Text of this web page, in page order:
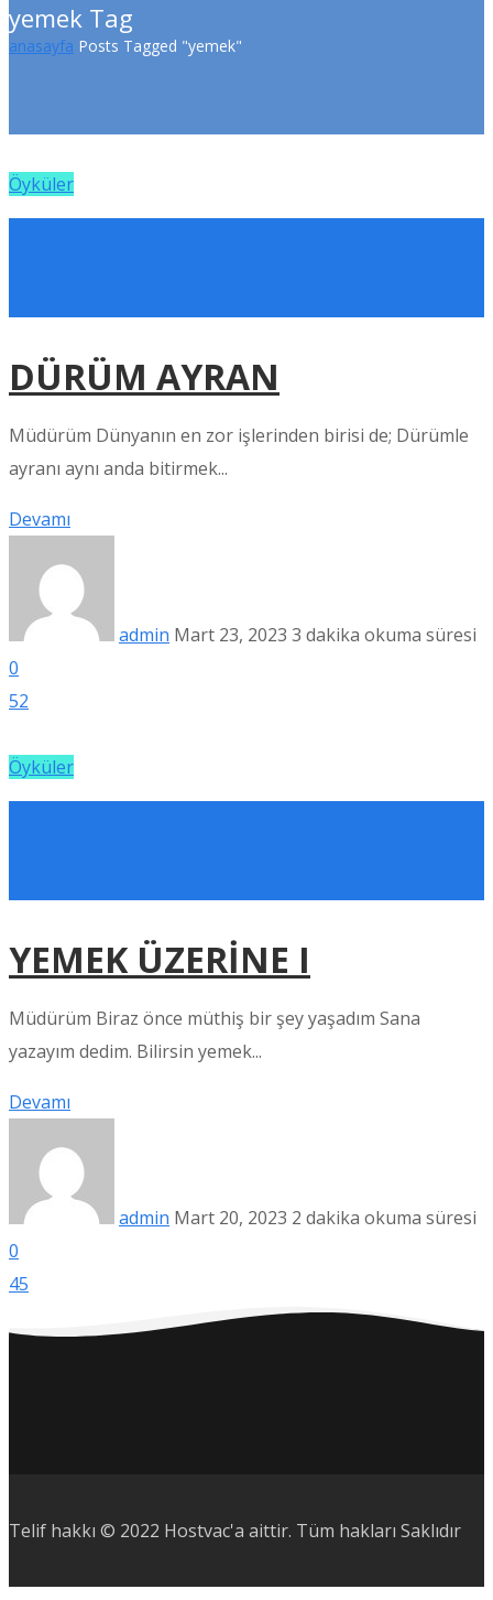
yemek Tag
anasayfa Posts Tagged "yemek"
Öyküler
DÜRÜM AYRAN
Müdürüm Dünyanın en zor işlerinden birisi de; Dürümle
ayranı aynı anda bitirmek...
Devamı
admin Mart 23, 2023 3 dakika okuma süresi
0
52
Öyküler
YEMEK ÜZERİNE I
Müdürüm Biraz önce müthiş bir şey yaşadım Sana
yazayım dedim. Bilirsin yemek...
Devamı
admin Mart 20, 2023 2 dakika okuma süresi
0
45
Telif hakkı © 2022 Hostvac'a aittir. Tüm hakları Saklıdır